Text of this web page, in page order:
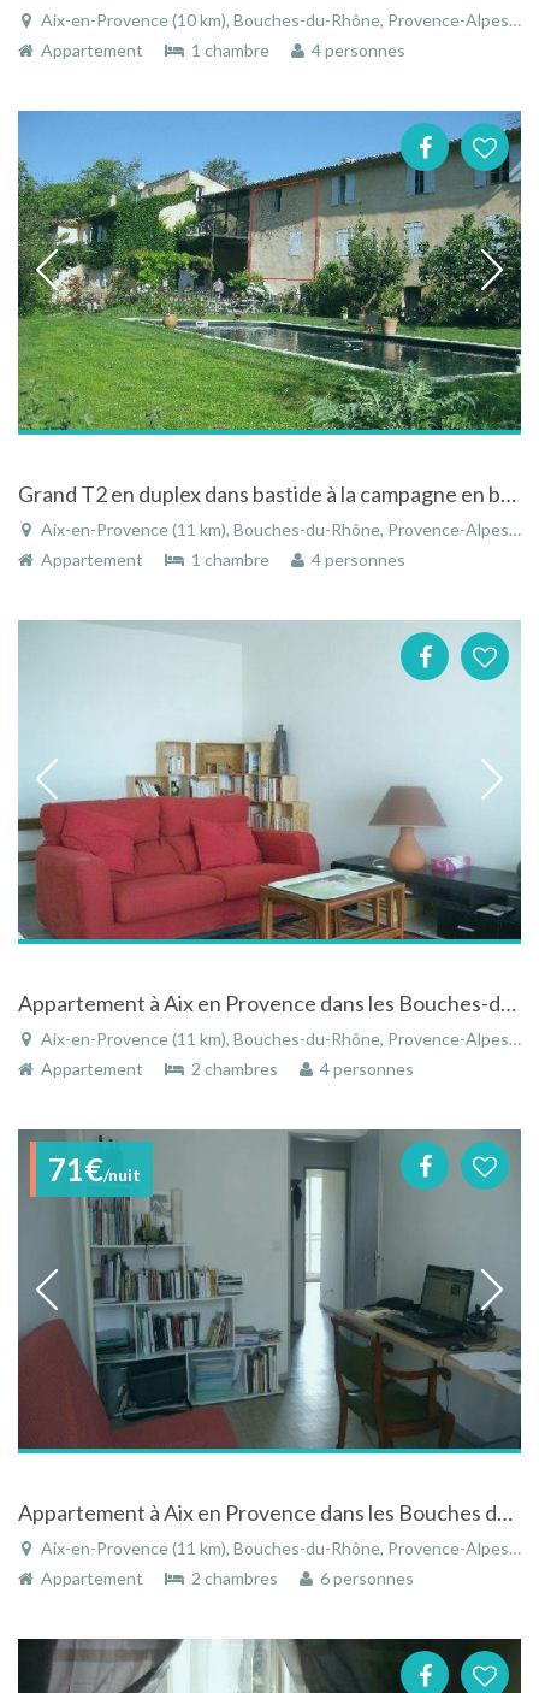
Aix-en-Provence (10 km), Bouches-du-Rhône, Provence-Alpes-Côte d'Azur, France
Appartement
1 chambre 4 personnes
Grand T2 en duplex dans bastide à la campagne en bord de rivière avec grande piscine
Aix-en-Provence (11 km), Bouches-du-Rhône, Provence-Alpes-Côte d'Azur, France
Appartement
1 chambre 4 personnes
Appartement à Aix en Provence dans les Bouches-du-Rhône proche du centre ville
Aix-en-Provence (11 km), Bouches-du-Rhône, Provence-Alpes-Côte d'Azur, France
Appartement
2 chambres 4 personnes
71€/nuit
Appartement à Aix en Provence dans les Bouches du Rhône en Provence-Alpes-Côte d'Azur
Aix-en-Provence (11 km), Bouches-du-Rhône, Provence-Alpes-Côte d'Azur, France
Appartement
2 chambres 6 personnes